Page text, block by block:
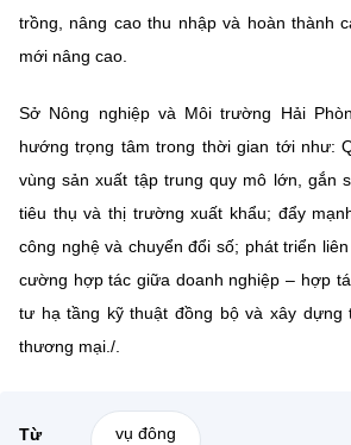
trồng, nâng cao thu nhập và hoàn thành
mới nâng cao.
Sở Nông nghiệp và Môi trường Hải
hướng trọng tâm trong thời gian tới như:
vùng sản xuất tập trung quy mô lớn, gắn
tiêu thụ và thị trường xuất khẩu; đẩy
công nghệ và chuyển đổi số; phát triển
cường hợp tác giữa doanh nghiệp – hợp
tư hạ tầng kỹ thuật đồng bộ và xây dựng
thương mại./.
Từ
vụ đông